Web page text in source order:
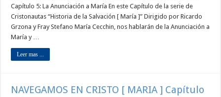
Capítulo 5: La Anunciación a María En este Capítulo de la serie de
Cristonautas “Historia de la Salvación [ María ]” Dirigido por Ricardo
Grzona y Fray Stefano María Cecchin, nos hablarán de la Anunciación a
María y …
Leer mas ...
NAVEGAMOS EN CRISTO [ MARIA ] Capítulo